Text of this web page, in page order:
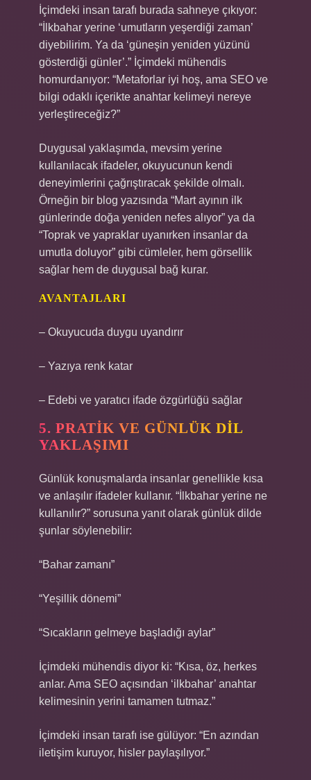
İçimdeki insan tarafı burada sahneye çıkıyor:
“İlkbahar yerine ‘umutların yeşerdiği zaman’
diyebilirim. Ya da ‘güneşin yeniden yüzünü
gösterdiği günler’.” İçimdeki mühendis
homurdanıyor: “Metaforlar iyi hoş, ama SEO ve
bilgi odaklı içerikte anahtar kelimeyi nereye
yerleştireceğiz?”
Duygusal yaklaşımda, mevsim yerine
kullanılacak ifadeler, okuyucunun kendi
deneyimlerini çağrıştıracak şekilde olmalı.
Örneğin bir blog yazısında “Mart ayının ilk
günlerinde doğa yeniden nefes alıyor” ya da
“Toprak ve yapraklar uyanırken insanlar da
umutla doluyor” gibi cümleler, hem görsellik
sağlar hem de duygusal bağ kurar.
AVANTAJLARI
– Okuyucuda duygu uyandırır
– Yazıya renk katar
– Edebi ve yaratıcı ifade özgürlüğü sağlar
5. PRATIK VE GÜNLÜK DIL
YAKLAŞIMI
Günlük konuşmalarda insanlar genellikle kısa
ve anlaşılır ifadeler kullanır. “İlkbahar yerine ne
kullanılır?” sorusuna yanıt olarak günlük dilde
şunlar söylenebilir:
“Bahar zamanı”
“Yeşillik dönemi”
“Sıcakların gelmeye başladığı aylar”
İçimdeki mühendis diyor ki: “Kısa, öz, herkes
anlar. Ama SEO açısından ‘ilkbahar’ anahtar
kelimesinin yerini tamamen tutmaz.”
İçimdeki insan tarafı ise gülüyor: “En azından
iletişim kuruyor, hisler paylaşılıyor.”